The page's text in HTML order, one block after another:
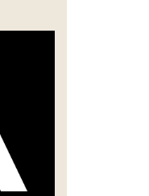
Massimo Bottura e Lara